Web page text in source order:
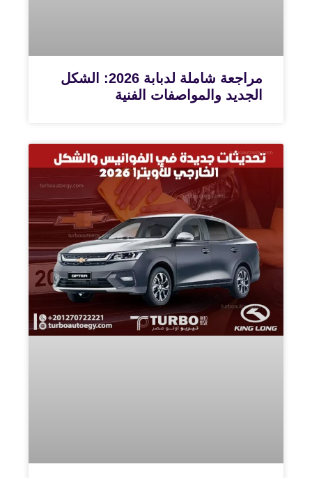
مراجعة شاملة لدبابة 2026: الشكل
الجديد والمواصفات الفنية